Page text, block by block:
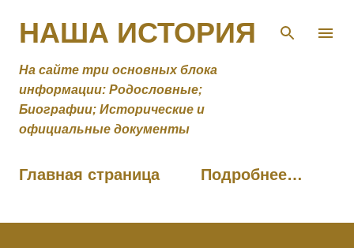
НАША ИСТОРИЯ
На сайте три основных блока
информации: Родословные;
Биографии; Исторические и
официальные документы
Главная страница Подробнее…